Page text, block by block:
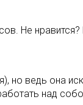
Не нравится?
но ведь она
над